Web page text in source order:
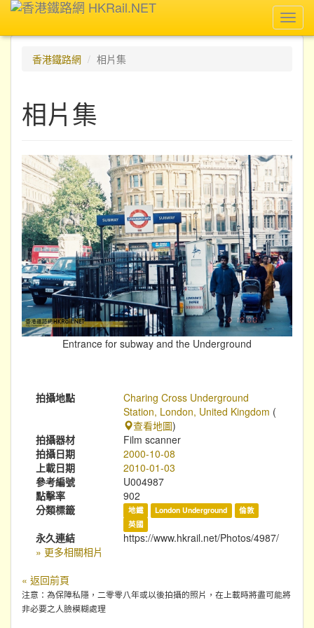
香港鐵路網
相片集
相片集
Entrance for subway and the Underground
拍攝地點
Charing Cross Underground
Station, London, United Kingdom (
查看地圖)
拍攝器材
Film scanner
拍攝日期
2000-10-08
上載日期
2010-01-03
參考編號
U004987
點擊率
902
分類標籤
地鐵 London Underground
倫敦
英國
永久連結
https://www.hkrail.net/Photos/4987/
» 更多相關相片
« 返回前頁
注意：為保障私隱，二零零八年或以後拍攝的照片，在上載時將盡可能將
非必要之人臉模糊處理